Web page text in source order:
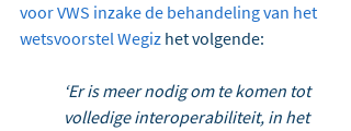
voor VWS inzake de behandeling van het
wetsvoorstel Wegiz het volgende:
‘Er is meer nodig om te komen tot
volledige interoperabiliteit, in het